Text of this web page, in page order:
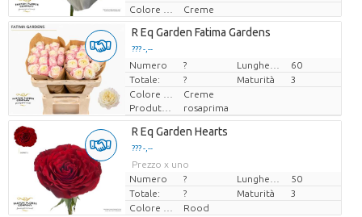
Creme
R Eq Garden Fatima Gardens
??? -,--
Prezzo x uno
Numero ?
60
Totale:
? Maturità
3
Creme
Produttore
rosaprima
R Eq Garden Hearts
??? -,--
Prezzo x uno
Numero
?
50
Totale:
? Maturità
3
Rood